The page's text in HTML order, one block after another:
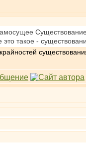
такое -